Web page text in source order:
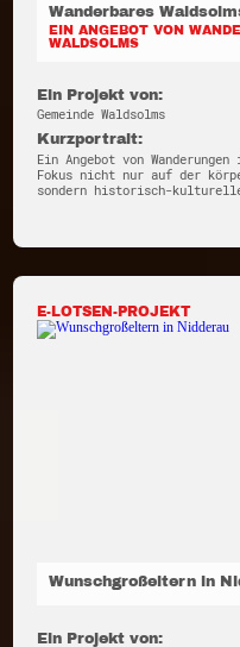
Wanderbares
EIN ANGEBOT VON
WALDSOLMS
Ein Projekt von:
Gemeinde Waldsolms
Kurzportrait:
Ein Angebot von
Fokus nicht nur auf der
sondern historisch-
E-LOTSEN-PROJEKT
Wunschgroßeltern in
Ein Projekt von: